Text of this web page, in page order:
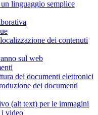
linguaggio semplice
dei contenuti
sul web
dei documenti elettronici
dei documenti
(alt text) per le immagini
i video